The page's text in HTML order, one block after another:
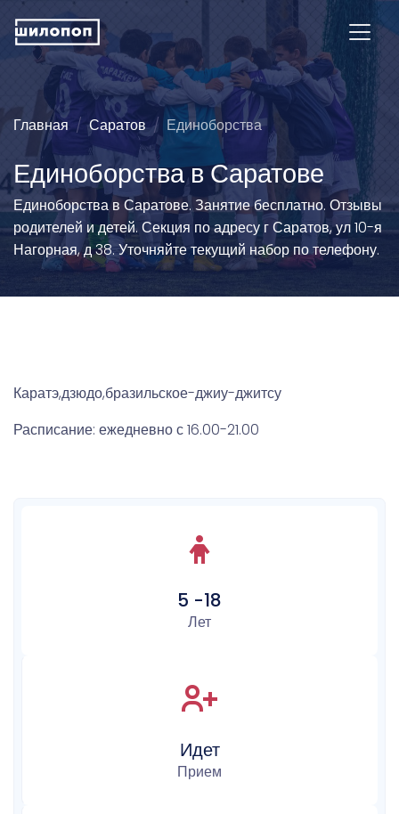
Главная Саратов Единоборства
Единоборства в Саратове
Единоборства в Саратове. Занятие бесплатно. Отзывы
родителей и детей. Секция по адресу г Саратов, ул 10-я
Нагорная, д 38. Уточняйте текущий набор по телефону.
Каратэ,дзюдо,бразильское-джиу-джитсу
Расписание: ежедневно с 16.00-21.00
5 -18
Лет
Идет
Прием